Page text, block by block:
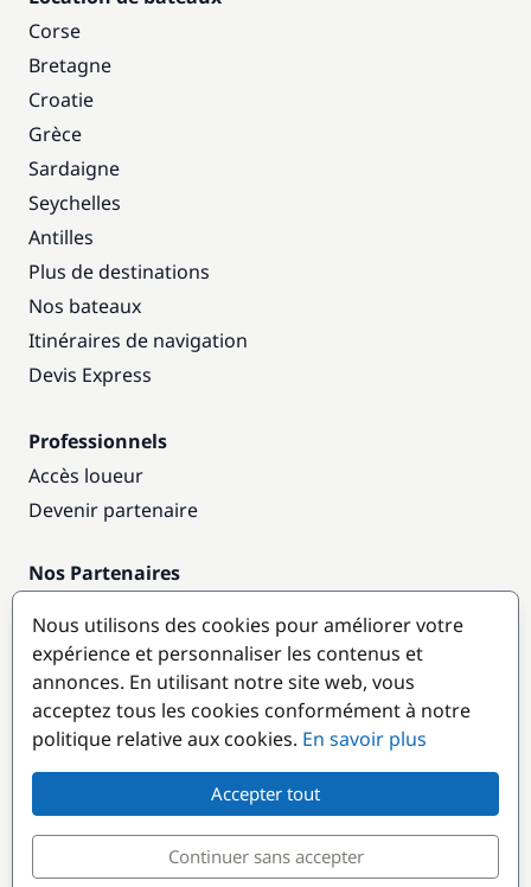
Corse
Bretagne
Croatie
Grèce
Sardaigne
Seychelles
Antilles
Plus de destinations
Nos bateaux
Itinéraires de navigation
Devis Express
Professionnels
Accès loueur
Devenir partenaire
Nos Partenaires
Destinations populaires
Nous utilisons des cookies pour améliorer votre
expérience et personnaliser les contenus et
annonces. En utilisant notre site web, vous
acceptez tous les cookies conformément à notre
politique relative aux cookies. En savoir plus
Accepter tout
Continuer sans accepter